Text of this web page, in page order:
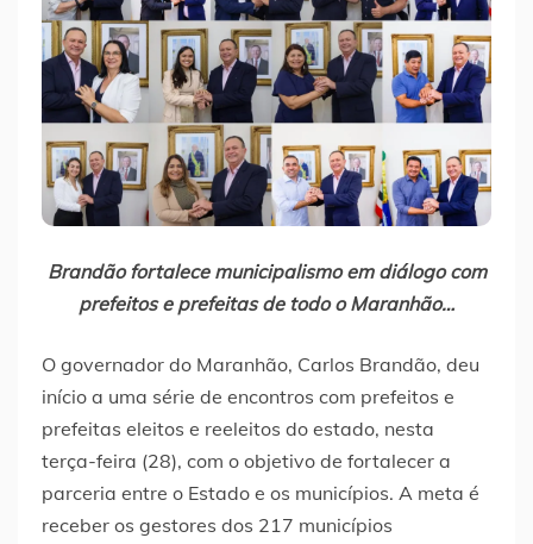
Brandão fortalece municipalismo em diálogo com
prefeitos e prefeitas de todo o Maranhão…
O governador do Maranhão, Carlos Brandão, deu
início a uma série de encontros com prefeitos e
prefeitas eleitos e reeleitos do estado, nesta
terça-feira (28), com o objetivo de fortalecer a
parceria entre o Estado e os municípios. A meta é
receber os gestores dos 217 municípios